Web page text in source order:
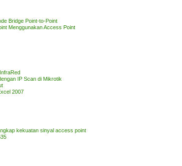
Bridge Point-to-Point
Menggunakan Access Point
IP Scan di Mikrotik
2007
kekuatan sinyal access point